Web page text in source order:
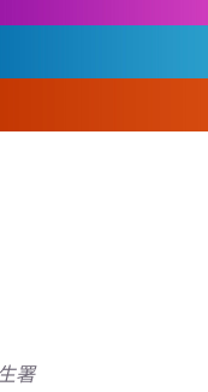
署